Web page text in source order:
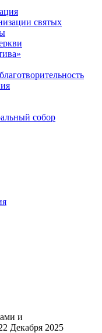
святых
собор
и
Декабря 2025